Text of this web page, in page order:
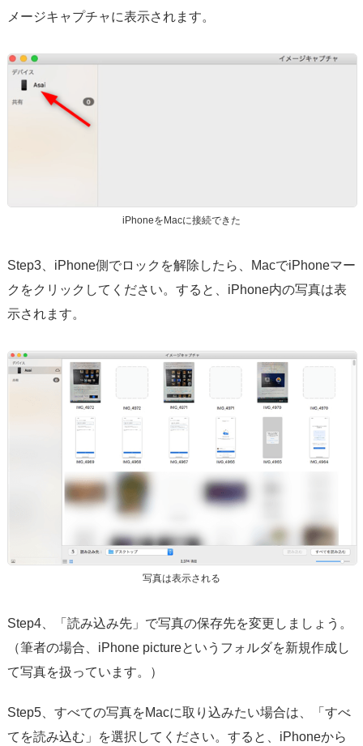
メージキャプチャに表示されます。
iPhoneをMacに接続できた
Step3、iPhone側でロックを解除したら、MacでiPhoneマー
クをクリックしてください。すると、iPhone内の写真は表
示されます。
写真は表示される
Step4、「読み込み先」で写真の保存先を変更しましょう。
（筆者の場合、iPhone pictureというフォルダを新規作成し
て写真を扱っています。）
Step5、すべての写真をMacに取り込みたい場合は、「すべ
てを読み込む」を選択してください。すると、iPhoneから